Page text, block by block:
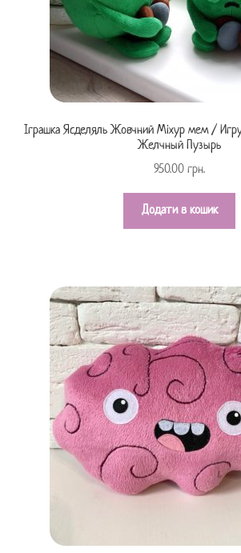
Іграшка Ясделяль Жовчний Міхур мем /
Желчный Пузырь
950.00 грн.
Додати в кошик